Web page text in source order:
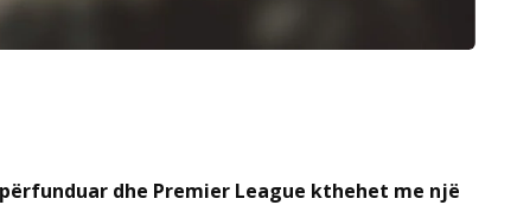
dhe Premier League kthehet me një